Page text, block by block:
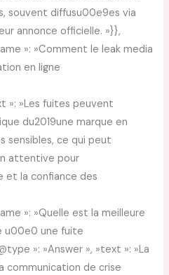
souvent diffusu00e9es via
annonce officielle. »}},
»: »Comment le leak media
en ligne
»: »Les fuites peuvent
du2019une marque en
sensibles, ce qui peut
attentive pour
et la confiance des
»: »Quelle est la meilleure
u00e0 une fuite
»: »Answer », »text »: »La
communication de crise